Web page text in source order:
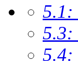
5.1:
5.3:
5.4: